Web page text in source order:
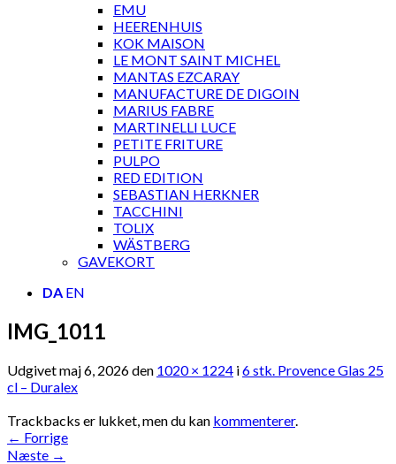
EMU
HEERENHUIS
KOK MAISON
LE MONT SAINT MICHEL
MANTAS EZCARAY
MANUFACTURE DE DIGOIN
MARIUS FABRE
MARTINELLI LUCE
PETITE FRITURE
PULPO
RED EDITION
SEBASTIAN HERKNER
TACCHINI
TOLIX
WÄSTBERG
GAVEKORT
DA EN
IMG_1011
Udgivetmaj 6, 2026den 1020 × 1224 i6 stk. Provence Glas 25
cl – Duralex
Trackbacks er lukket, men du kan kommenterer.
← Forrige
Næste →